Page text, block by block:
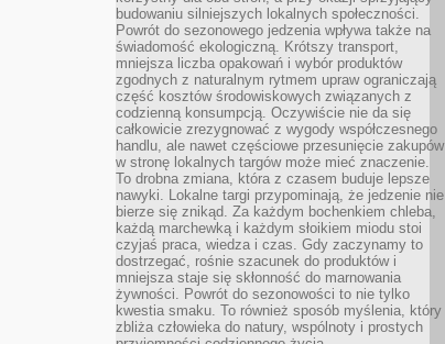
budowaniu silniejszych lokalnych społeczności.
Powrót do sezonowego jedzenia wpływa także na
świadomość ekologiczną. Krótszy transport,
mniejsza liczba opakowań i wybór produktów
zgodnych z naturalnym rytmem upraw ograniczają
część kosztów środowiskowych związanych z
codzienną konsumpcją. Oczywiście nie da się
całkowicie zrezygnować z wygody współczesnego
handlu, ale nawet częściowe przesunięcie zakupów
w stronę lokalnych targów może mieć znaczenie.
To drobna zmiana, która z czasem buduje lepsze
nawyki. Lokalne targi przypominają, że jedzenie nie
bierze się znikąd. Za każdym bochenkiem chleba,
każdą marchewką i każdym słoikiem miodu stoi
czyjaś praca, wiedza i czas. Gdy zaczynamy to
dostrzegać, rośnie szacunek do produktów i
mniejsza staje się skłonność do marnowania
żywności. Powrót do sezonowości to nie tylko
kwestia smaku. To również sposób myślenia, który
zbliża człowieka do natury, wspólnoty i prostych